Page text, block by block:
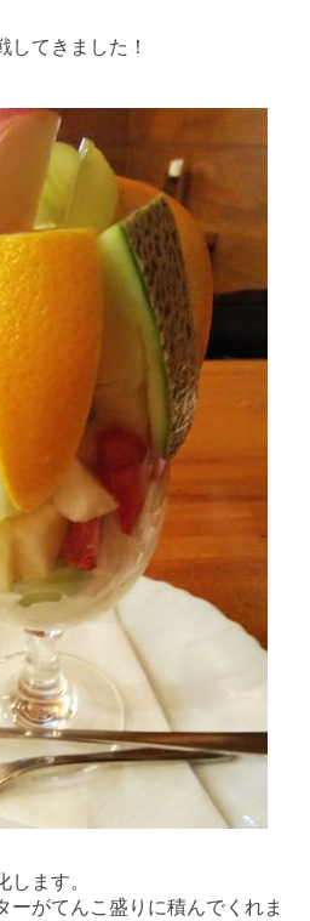
してきました！
ます。
ーがてんこ盛りに積んでくれま